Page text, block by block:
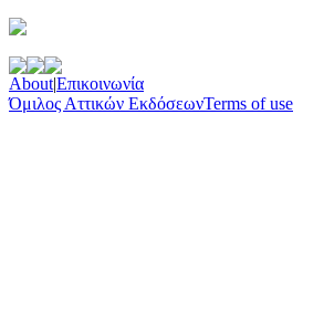
About|Επικοινωνία
Όμιλος Αττικών ΕκδόσεωνTerms of use